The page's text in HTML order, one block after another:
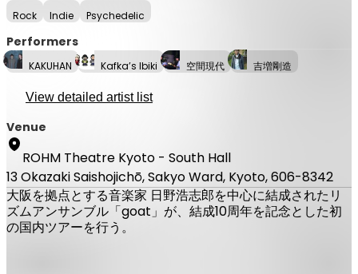
Rock Indie Psychedelic
Performers
KAKUHAN Kafka’s Ibiki 空間現代 吉増剛造
View detailed artist list
Venue
ROHM Theatre Kyoto - South Hall
13 Okazaki Saishojichō, Sakyo Ward, Kyoto, 606-8342
大阪を拠点とする音楽家 日野浩志郎を中心に結成されたリ
ズムアンサンブル「goat」が、結成10周年を記念とした初
の国内ツアーを行う。